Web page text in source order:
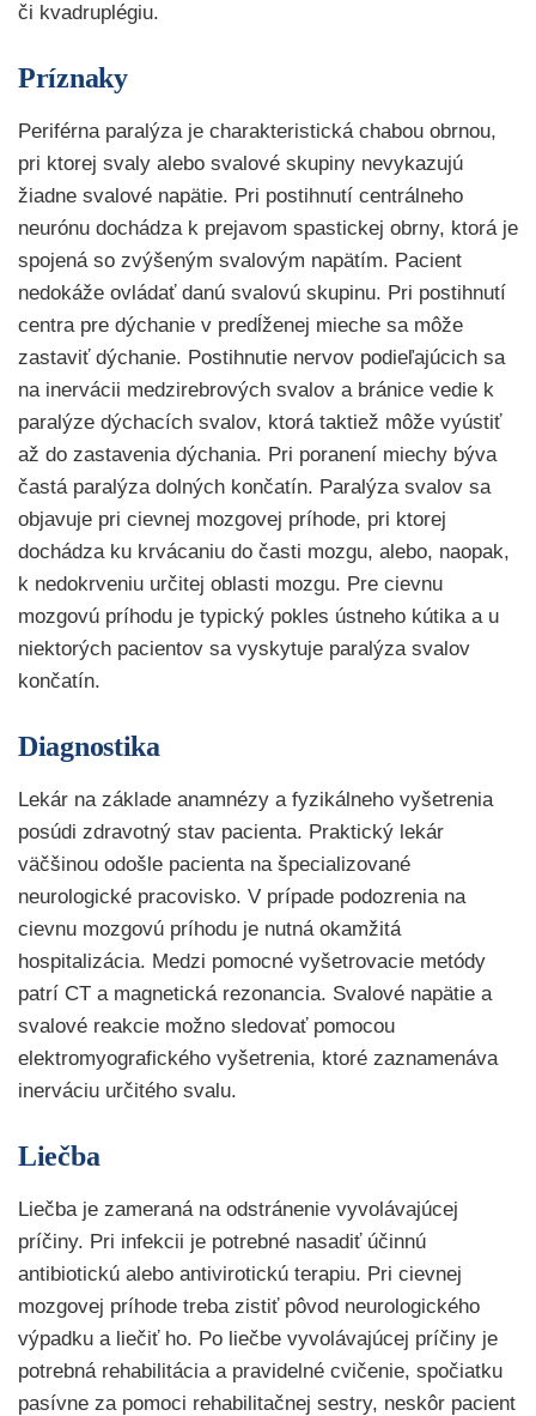
či kvadruplégiu.
Príznaky
Periférna paralýza je charakteristická chabou obrnou,
pri ktorej svaly alebo svalové skupiny nevykazujú
žiadne svalové napätie. Pri postihnutí centrálneho
neurónu dochádza k prejavom spastickej obrny, ktorá je
spojená so zvýšeným svalovým napätím. Pacient
nedokáže ovládať danú svalovú skupinu. Pri postihnutí
centra pre dýchanie v predĺženej mieche sa môže
zastaviť dýchanie. Postihnutie nervov podieľajúcich sa
na inervácii medzirebrových svalov a bránice vedie k
paralýze dýchacích svalov, ktorá taktiež môže vyústiť
až do zastavenia dýchania. Pri poranení miechy býva
častá paralýza dolných končatín. Paralýza svalov sa
objavuje pri cievnej mozgovej príhode, pri ktorej
dochádza ku krvácaniu do časti mozgu, alebo, naopak,
k nedokrveniu určitej oblasti mozgu. Pre cievnu
mozgovú príhodu je typický pokles ústneho kútika a u
niektorých pacientov sa vyskytuje paralýza svalov
končatín.
Diagnostika
Lekár na základe anamnézy a fyzikálneho vyšetrenia
posúdi zdravotný stav pacienta. Praktický lekár
väčšinou odošle pacienta na špecializované
neurologické pracovisko. V prípade podozrenia na
cievnu mozgovú príhodu je nutná okamžitá
hospitalizácia. Medzi pomocné vyšetrovacie metódy
patrí CT a magnetická rezonancia. Svalové napätie a
svalové reakcie možno sledovať pomocou
elektromyografického vyšetrenia, ktoré zaznamenáva
inerváciu určitého svalu.
Liečba
Liečba je zameraná na odstránenie vyvolávajúcej
príčiny. Pri infekcii je potrebné nasadiť účinnú
antibiotickú alebo antivirotickú terapiu. Pri cievnej
mozgovej príhode treba zistiť pôvod neurologického
výpadku a liečiť ho. Po liečbe vyvolávajúcej príčiny je
potrebná rehabilitácia a pravidelné cvičenie, spočiatku
pasívne za pomoci rehabilitačnej sestry, neskôr pacient